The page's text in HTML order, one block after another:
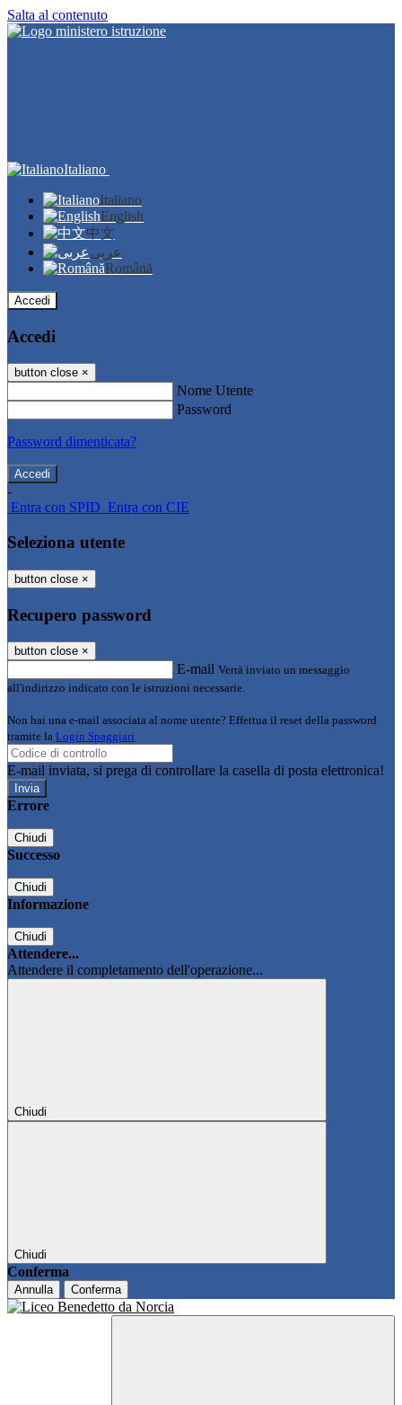
Salta al contenuto
Italiano
Italiano
English
中文
عربى
Română
Accedi
Accedi
button close ×
Nome Utente
Password
Password dimenticata?
-
Entra con SPID Entra con CIE
Seleziona utente
button close ×
Recupero password
button close ×
E-mail Verrà inviato un messaggio
all'indirizzo indicato con le istruzioni necessarie.
Non hai una e-mail associata al nome utente? Effettua il reset della password
tramite la Login Spaggiari
E-mail inviata, si prega di controllare la casella di posta elettronica!
Errore
Chiudi
Successo
Chiudi
Informazione
Chiudi
Attendere...
Attendere il completamento dell'operazione...
Chiudi
Chiudi
Conferma
Annulla Conferma